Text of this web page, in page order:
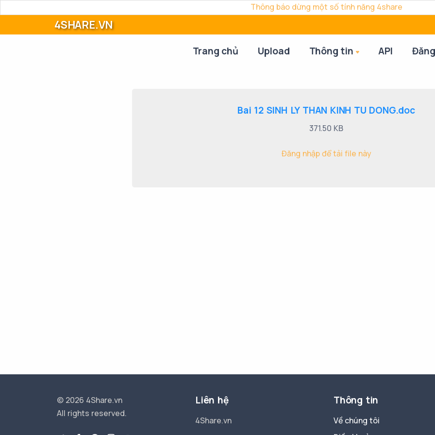
Thông báo dừng một số tính năng 4share
4SHARE.VN
Trang chủ Upload Thông tin API
Bai 12 SINH LY THAN KINH TU DONG.doc
371.50 KB
Đăng nhập để tải file này
© 2026 4Share.vn
All rights reserved.
Liên hệ
4Share.vn
Thông tin
Về chúng tôi